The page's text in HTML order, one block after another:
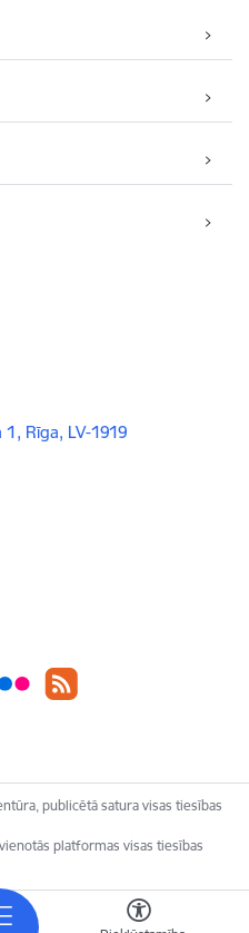
Rīga, LV-1919
publicētā satura visas tiesības
platformas visas tiesības